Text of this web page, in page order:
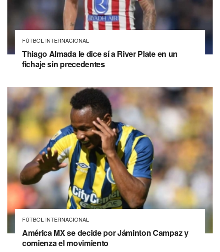
FÚTBOL INTERNACIONAL
Thiago Almada le dice sí a River Plate en un
fichaje sin precedentes
FÚTBOL INTERNACIONAL
América MX se decide por Jáminton Campaz y
comienza el movimiento